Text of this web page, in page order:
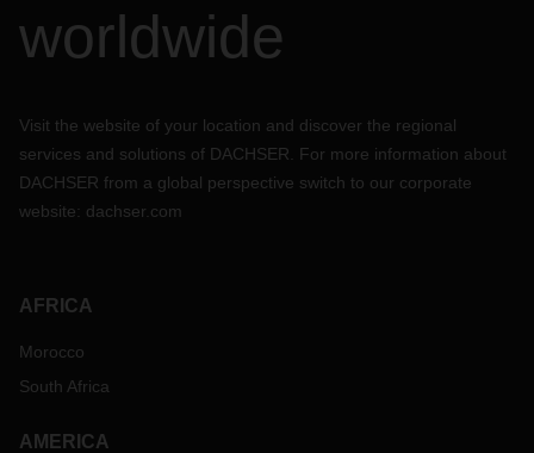
worldwide
Visit the website of your location and discover the regional
services and solutions of DACHSER. For more information about
DACHSER from a global perspective switch to our corporate
website: dachser.com
AFRICA
Morocco
South Africa
AMERICA